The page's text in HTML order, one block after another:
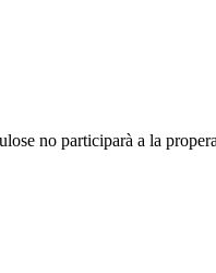
no participarà a la